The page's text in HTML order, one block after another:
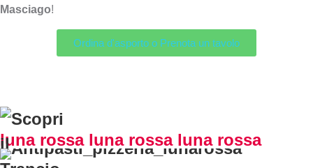
Masciago!
Ordina d'asporto o Prenota un tavolo
luna rossa luna rossa luna rossa